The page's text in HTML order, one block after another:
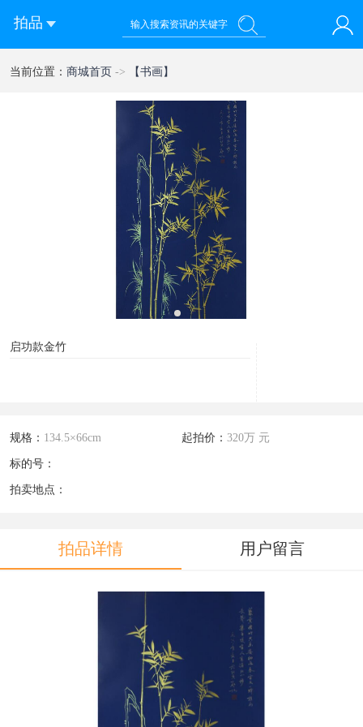
拍品
您好！欢迎来到 乾禧国际拍卖有限公司
当前位置： 商城首页 -> 【书画】
启功款金竹
规格： 134.5×66cm 起拍价： 320万 元
标的号：
拍卖地点：
拍品详情 用户留言